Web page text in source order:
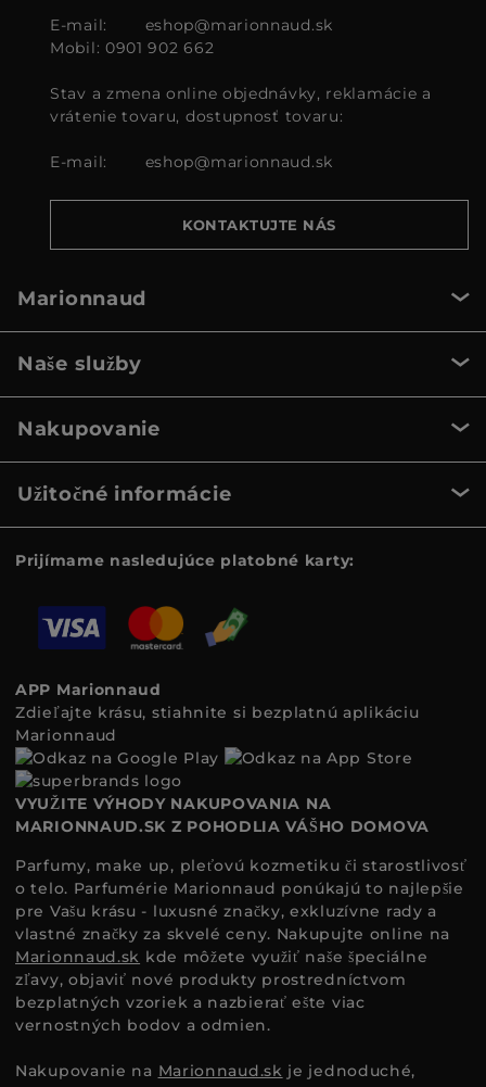
E-mail:
eshop@marionnaud.sk
Mobil: 0901 902 662
Stav a zmena online objednávky, reklamácie a
vrátenie tovaru, dostupnosť tovaru:
E-mail: eshop@marionnaud.sk
KONTAKTUJTE NÁS
Marionnaud
Naše služby
Nakupovanie
Užitočné informácie
Prijímame nasledujúce platobné karty:
APP Marionnaud
Zdieľajte krásu, stiahnite si bezplatnú aplikáciu
Marionnaud
VYUŽITE VÝHODY NAKUPOVANIA NA
MARIONNAUD.SK Z POHODLIA VÁŠHO DOMOVA
Parfumy, make up, pleťovú kozmetiku či starostlivosť
o telo. Parfumérie Marionnaud ponúkajú to najlepšie
pre Vašu krásu - luxusné značky, exkluzívne rady a
vlastné značky za skvelé ceny. Nakupujte online na
Marionnaud.sk kde môžete využiť naše špeciálne
zľavy, objaviť nové produkty prostredníctvom
bezplatných vzoriek a nazbierať ešte viac
vernostných bodov a odmien.
Nakupovanie na Marionnaud.sk je jednoduché,